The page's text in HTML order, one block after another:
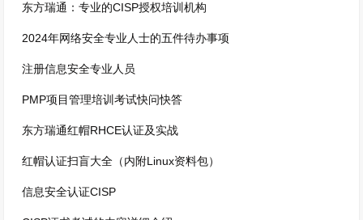
东方瑞通：专业的CISP授权培训机构
2024年网络安全专业人士的五件待办事项
注册信息安全专业人员
PMP项目管理培训考试快问快答
东方瑞通红帽RHCE认证及实战
红帽认证扫盲大全（内附Linux资料包）
信息安全认证CISP